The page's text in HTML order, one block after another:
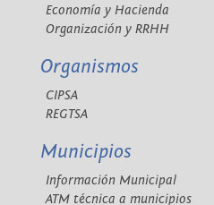
Economía y Hacienda
Organización y RRHH
Organismos
CIPSA
REGTSA
Municipios
Información Municipal
ATM técnica a municipios